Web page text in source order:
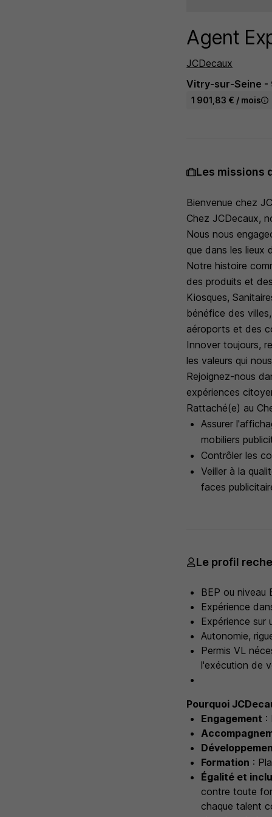
Agent
JCDecaux
Vitry-sur-Seine -
1 901,83 € / mois
Les missions
Bienvenue chez
Chez JCDecaux,
Nous nous
que dans les lieux
Notre histoire
des produits et
Kiosques,
bénéfice des
aéroports et des
Innover toujours,
les valeurs qui
Rejoignez-nous
expériences
Rattaché(e) au
Assurer
mobiliers
Contrôler les
Veiller à la
faces
Le profil
BEP ou niveau
Expérience
Expérience sur
Autonomie,
Permis VL
l'exécution de
Pourquoi
Engagement :
Formation :
Égalité et
contre toute
chaque talent